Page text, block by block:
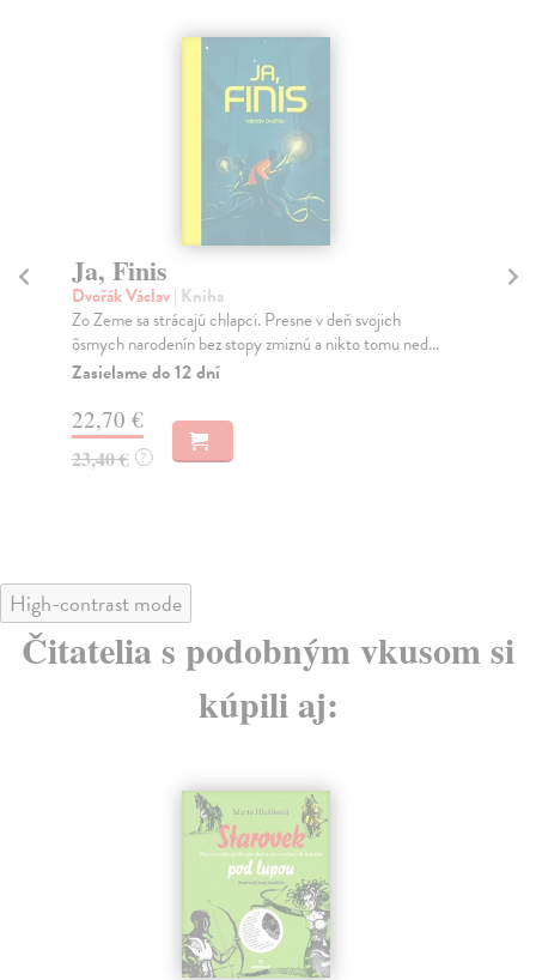
Ja, Finis
Dvořák Václav| Kniha
Zo Zeme sa strácajú chlapci. Presne v deň svojich
ôsmych narodenín bez stopy zmiznú a nikto tomu ned...
Zasielame do 12 dní
22,70 €
23,40 € ?
High-contrast mode
Čitatelia s podobným vkusom si
kúpili aj: